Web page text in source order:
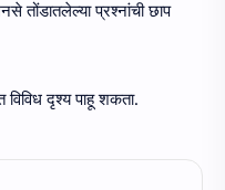
तोंडातलेल्या प्रश्नांची छाप
दृश्य पाहू शकता.